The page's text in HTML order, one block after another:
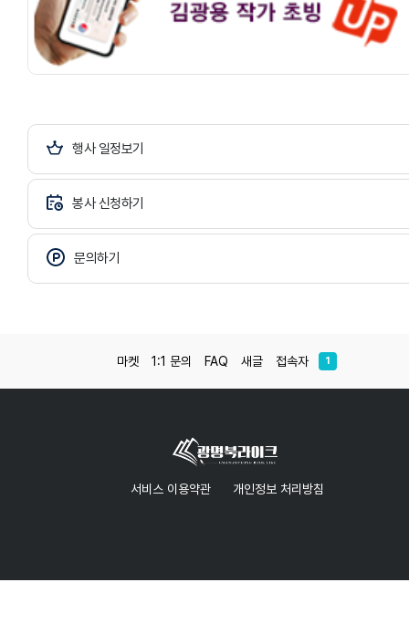
행사 일정보기
봉사 신청하기
문의하기
마켓 1:1 문의 FAQ 새글 접속자 1
서비스 이용약관 개인정보 처리방침